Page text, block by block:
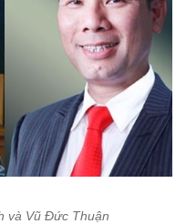
và Vũ Đức Thuận